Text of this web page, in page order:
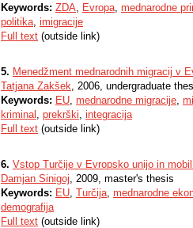
Keywords: ZDA, Evropa, mednarodne
politika, imigracije
Full text (outside link)
5. Menedžment mednarodnih migracij v
Tatjana Zakšek, 2006, undergraduate
Keywords: EU, mednarodne migracije,
kriminal , prekrški, integracija
Full text (outside link)
6. Vstop Turčije v Evropsko unijo in
Damjan Sinigoj, 2009, master's thesis
Keywords: EU, Turčija, mednarodne
demografija
Full text (outside link)